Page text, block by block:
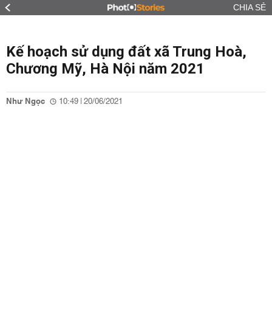
CHIA SẺ
Kế hoạch sử dụng đất xã Trung Hoà,
Chương Mỹ, Hà Nội năm 2021
Như Ngọc 10:49 | 20/06/2021